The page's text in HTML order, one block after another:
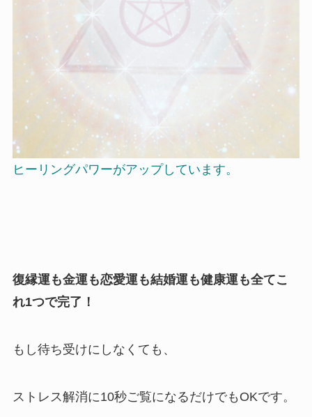
ヒーリングパワーがアップしています。
復縁運も金運も恋愛運も結婚運も健康運も全てこ
れ1つで完了！
もし待ち受けにしなくても、
ストレス解消に10秒ご覧になるだけでもOKです。